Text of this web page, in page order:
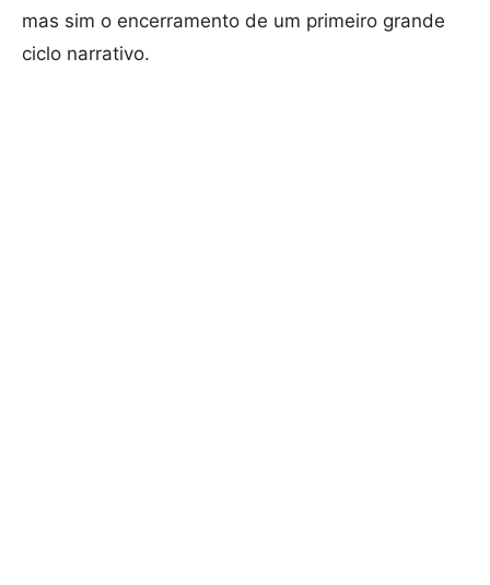
mas sim o encerramento de um primeiro grande
ciclo narrativo.